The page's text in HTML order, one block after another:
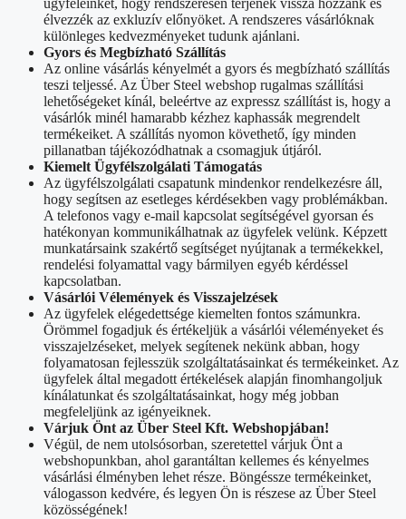
ügyfeleinket, hogy rendszeresen térjenek vissza hozzánk és
élvezzék az exkluzív előnyöket. A rendszeres vásárlóknak
különleges kedvezményeket tudunk ajánlani.
Gyors és Megbízható Szállítás
Az online vásárlás kényelmét a gyors és megbízható szállítás
teszi teljessé. Az Über Steel webshop rugalmas szállítási
lehetőségeket kínál, beleértve az expressz szállítást is, hogy a
vásárlók minél hamarabb kézhez kaphassák megrendelt
termékeiket. A szállítás nyomon követhető, így minden
pillanatban tájékozódhatnak a csomagjuk útjáról.
Kiemelt Ügyfélszolgálati Támogatás
Az ügyfélszolgálati csapatunk mindenkor rendelkezésre áll,
hogy segítsen az esetleges kérdésekben vagy problémákban.
A telefonos vagy e-mail kapcsolat segítségével gyorsan és
hatékonyan kommunikálhatnak az ügyfelek velünk. Képzett
munkatársaink szakértő segítséget nyújtanak a termékekkel,
rendelési folyamattal vagy bármilyen egyéb kérdéssel
kapcsolatban.
Vásárlói Vélemények és Visszajelzések
Az ügyfelek elégedettsége kiemelten fontos számunkra.
Örömmel fogadjuk és értékeljük a vásárlói véleményeket és
visszajelzéseket, melyek segítenek nekünk abban, hogy
folyamatosan fejlesszük szolgáltatásainkat és termékeinket. Az
ügyfelek által megadott értékelések alapján finomhangoljuk
kínálatunkat és szolgáltatásainkat, hogy még jobban
megfeleljünk az igényeiknek.
Várjuk Önt az Über Steel Kft. Webshopjában!
Végül, de nem utolsósorban, szeretettel várjuk Önt a
webshopunkban, ahol garantáltan kellemes és kényelmes
vásárlási élményben lehet része. Böngéssze termékeinket,
válogasson kedvére, és legyen Ön is részese az Über Steel
közösségének!